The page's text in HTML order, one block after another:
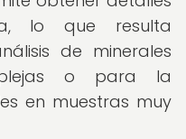
lo que resulta
de minerales
o para la
en muestras muy